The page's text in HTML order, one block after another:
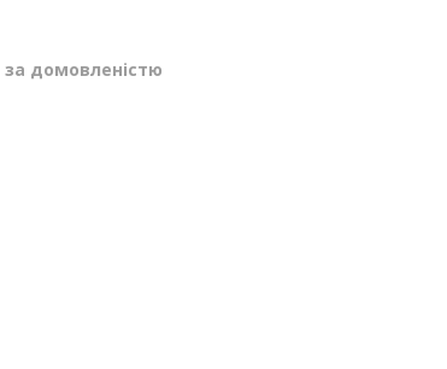
за домовленістю